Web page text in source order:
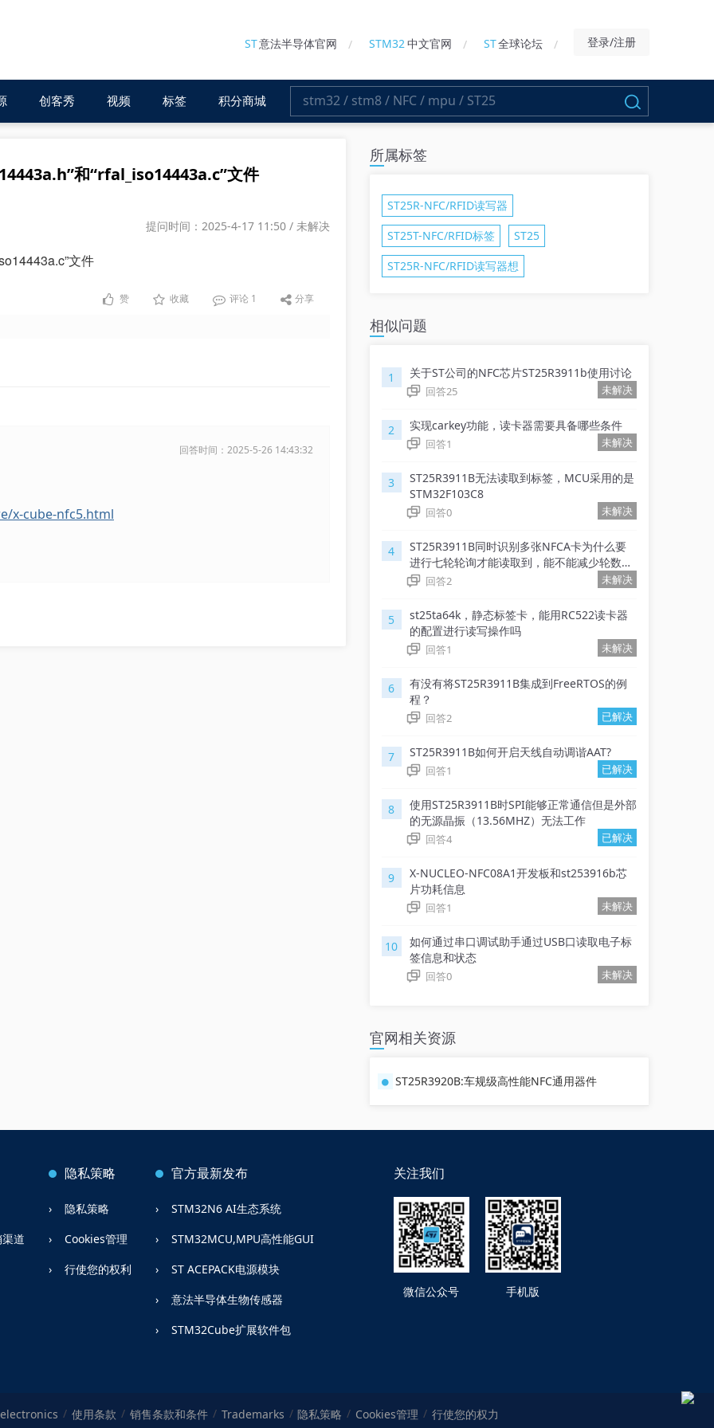
ST意法半导体官网 STM32中文官网 ST全球论坛 登录/注册
创客秀 视频 标签 积分商城
和“rfal_iso14443a.c”文件
提问时间：2025-4-17 11:50 / 未解决
文件
赞 收藏 评论 1 分享
回答时间：2025-5-26 14:43:32
x-cube-nfc5.html
所属标签
ST25R-NFC/RFID读写器
ST25T-NFC/RFID标签
ST25
ST25R-NFC/RFID读写器想
相似问题
1 关于ST公司的NFC芯片ST25R3911b使用讨论
回答25 未解决
2 实现carkey功能，读卡器需要具备哪些条件
回答1 未解决
3
ST25R3911B无法读取到标签，MCU采用的是
STM32F103C8
回答0 未解决
4
ST25R3911B同时识别多张NFCA卡为什么要
进行七轮轮询才能读取到，能不能减少轮数获
得更快的读取速度？
回答2 未解决
5
st25ta64k，静态标签卡，能用RC522读卡器
的配置进行读写操作吗
回答1 未解决
6
有没有将ST25R3911B集成到FreeRTOS的例
程？
回答2 已解决
7 ST25R3911B如何开启天线自动调谐AAT?
回答1 已解决
8
使用ST25R3911B时SPI能够正常通信但是外部
的无源晶振（13.56MHZ）无法工作
回答4 已解决
9
X-NUCLEO-NFC08A1开发板和st253916b芯
片功耗信息
回答1 未解决
10
如何通过串口调试助手通过USB口读取电子标
签信息和状态
回答0 未解决
官网相关资源
ST25R3920B:车规级高性能NFC通用器件
道
隐私策略
隐私策略
Cookies管理
行使您的权利
官方最新发布
STM32N6 AI生态系统
STM32MCU,MPU高性能GUI
ST ACEPACK电源模块
意法半导体生物传感器
STM32Cube扩展软件包
关注我们
微信公众号 手机版
使用条款 销售条款和条件 Trademarks 隐私策略 Cookies管理
行使您的权力